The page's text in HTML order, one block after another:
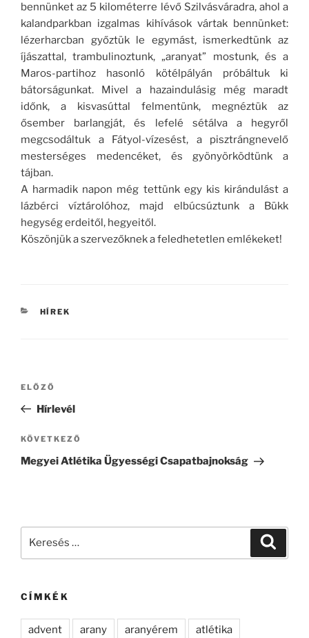
bennünket az 5 kilométerre lévő Szilvásváradra, ahol a
kalandparkban izgalmas kihívások vártak bennünket:
lézerharcban győztük le egymást, ismerkedtünk az
íjászattal, trambulinoztunk, „aranyat” mostunk, és a
Maros-partihoz hasonló kötélpályán próbáltuk ki
bátorságunkat. Mivel a hazaindulásig még maradt
időnk, a kisvasúttal felmentünk, megnéztük az
ősember barlangját, és lefelé sétálva a hegyről
megcsodáltuk a Fátyol-vízesést, a pisztrángnevelő
mesterséges medencéket, és gyönyörködtünk a
tájban.
A harmadik napon még tettünk egy kis kirándulást a
lázbérci víztárolóhoz, majd elbúcsúztunk a Bükk
hegység erdeitől, hegyeitől.
Köszönjük a szervezőknek a feledhetetlen emlékeket!
KATEGÓRIÁK
HÍREK
Bejegyzés
Korábbi
bejegyzés
ELŐZŐ
Hírlevél
Következő
bejegyzés
KÖVETKEZŐ
Megyei Atlétika Ügyességi Csapatbajnokság
CÍMKÉK
advent arany aranyérem atlétika